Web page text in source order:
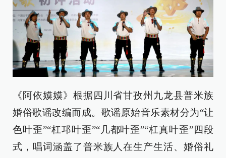
《阿依嫫嫫》根据四川省甘孜州九龙县普米族
婚俗歌谣改编而成。歌谣原始音乐素材分为“让
色叶歪”“杠邛叶歪”“几都叶歪”“杠真叶歪”四段
式，唱词涵盖了普米族人在生产生活、婚俗礼